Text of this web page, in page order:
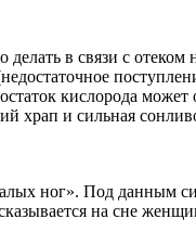
в связи с отеком
кислорода может
храп и сильная
ног». Под данным
на сне